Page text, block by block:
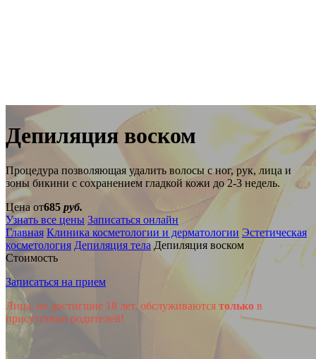
Депиляция воском
Процедура позволяющая удалить волосы с ног, рук, лица и
зоны бикини с сохранением гладкой кожи до 2-3 недель.
Цена от685 руб.
Узнать все цены Записаться онлайн
Главная Клиника косметологии и дерматологии Эстетическая
косметология Депиляция тела Депиляция воском
Стоимость
Записаться на прием
Лица, не достигшие 18 лет, обслуживаются только в
присутствии родителей!